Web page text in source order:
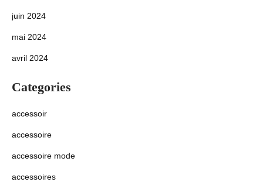
juin 2024
mai 2024
avril 2024
Categories
accessoir
accessoire
accessoire mode
accessoires